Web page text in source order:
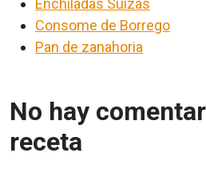
Enchiladas Suizas
Consome de Borrego
Pan de zanahoria
No hay
receta